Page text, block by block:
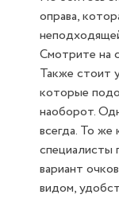
оправа,
Смотрите на
Также стоит
которые
наоборот.
всегда. То же
специалисты
вариант
видом,